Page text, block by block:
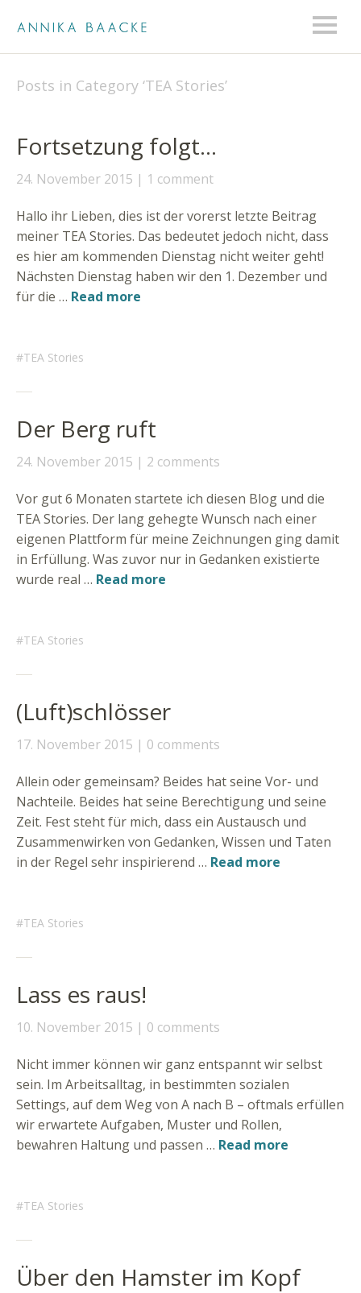
Posts in Category ‘TEA Stories’
Fortsetzung folgt…
24. November 2015 1 comment
Hallo ihr Lieben, dies ist der vorerst letzte Beitrag
meiner TEA Stories. Das bedeutet jedoch nicht, dass
es hier am kommenden Dienstag nicht weiter geht!
Nächsten Dienstag haben wir den 1. Dezember und
für die … Read more
TEA Stories
Der Berg ruft
24. November 2015 2 comments
Vor gut 6 Monaten startete ich diesen Blog und die
TEA Stories. Der lang gehegte Wunsch nach einer
eigenen Plattform für meine Zeichnungen ging damit
in Erfüllung. Was zuvor nur in Gedanken existierte
wurde real … Read more
TEA Stories
(Luft)schlösser
17. November 2015 0 comments
Allein oder gemeinsam? Beides hat seine Vor- und
Nachteile. Beides hat seine Berechtigung und seine
Zeit. Fest steht für mich, dass ein Austausch und
Zusammenwirken von Gedanken, Wissen und Taten
in der Regel sehr inspirierend … Read more
TEA Stories
Lass es raus!
10. November 2015 0 comments
Nicht immer können wir ganz entspannt wir selbst
sein. Im Arbeitsalltag, in bestimmten sozialen
Settings, auf dem Weg von A nach B – oftmals erfüllen
wir erwartete Aufgaben, Muster und Rollen,
bewahren Haltung und passen … Read more
TEA Stories
Über den Hamster im Kopf